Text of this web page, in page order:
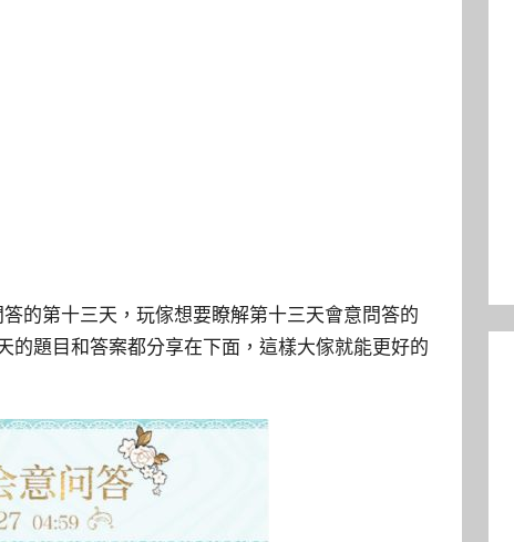
的第十三天，玩傢想要瞭解第十三天會意問答的
題目和答案都分享在下面，這樣大傢就能更好的